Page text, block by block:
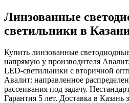
Линзованные
светильники в
Купить линзованные
напрямую у производителя
LED-светильники с вторичной
Авалит: направленное
рассеивания под задачу.
Гарантия 5 лет. Доставка в Казань